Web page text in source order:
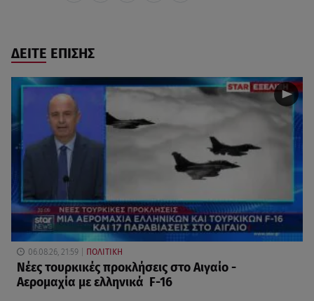
ΔΕΙΤΕ ΕΠΙΣΗΣ
06.08.26, 21:59 ΠΟΛΙΤΙΚΗ
Νέες τουρκικές προκλήσεις στο Αιγαίο -
Αερομαχία με ελληνικά F-16